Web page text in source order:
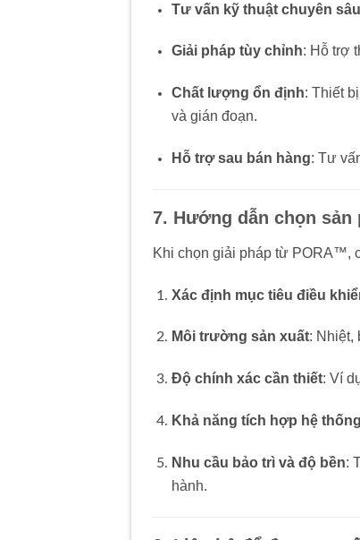
Tư vấn kỹ thuật chuyên sâu
Giải pháp tùy chỉnh: Hỗ trợ
Chất lượng ổn định: Thiết
và gián đoạn.
Hỗ trợ sau bán hàng: Tư
7. Hướng dẫn chọn sản
Khi chọn giải pháp từ PORA™,
Xác định mục tiêu điều
Môi trường sản xuất: Nhiệt,
Độ chính xác cần thiết: Ví
Khả năng tích hợp hệ thống
Nhu cầu bảo trì và độ bền:
hành.